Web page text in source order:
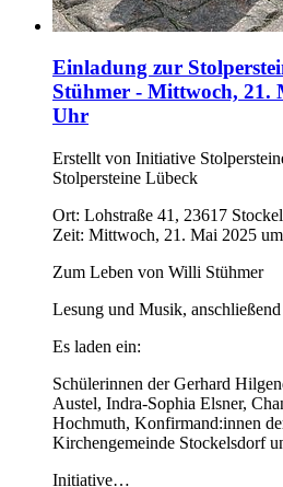
Einladung zur
Stühmer - Mittwoch, 21.
Uhr
Erstellt von Initiative
Stolpersteine Lübeck
Ort: Lohstraße 41, 23617
Zeit: Mittwoch, 21. Mai 2025
Zum Leben von Willi Stühmer
Lesung und Musik,
Es laden ein:
Schülerinnen der Gerhard
Austel, Indra-Sophia Elsner,
Hochmuth, Konfirmand:innen
Kirchengemeinde Stockelsdorf
Initiative…